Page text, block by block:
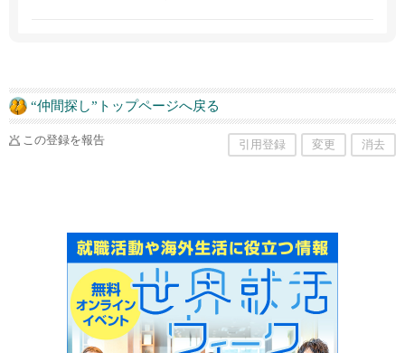
“仲間探し”トップページへ戻る
この登録を報告 引用登録 変更 消去